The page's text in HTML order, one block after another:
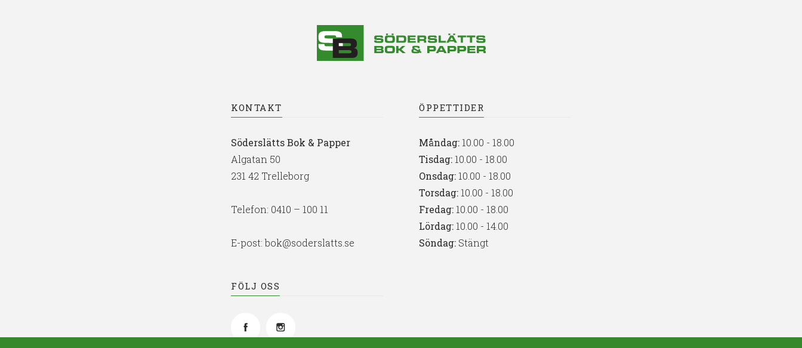
KONTAKT
Söderslätts Bok & Papper
Algatan 50
231 42 Trelleborg
Telefon: 0410 – 100 11
E-post:bok@soderslatts.se
FÖLJ OSS
ÖPPETTIDER
Måndag: 10.00 - 18.00
Tisdag: 10.00 - 18.00
Onsdag: 10.00 - 18.00
Torsdag: 10.00 - 18.00
Fredag: 10.00 - 18.00
Lördag: 10.00 - 14.00
Söndag: Stängt